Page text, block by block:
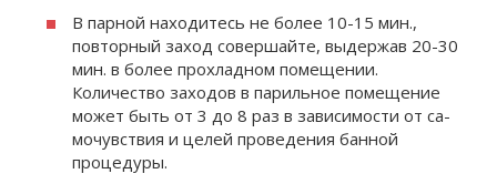
В парной находитесь не более 10-15 мин.,
повторный заход со­вершайте, выдержав 20-30
мин. в более прохладном помещении.
Количество заходов в париль­ное помещение
может быть от 3 до 8 раз в зависимости от са­
мочувствия и целей проведения банной
процедуры.